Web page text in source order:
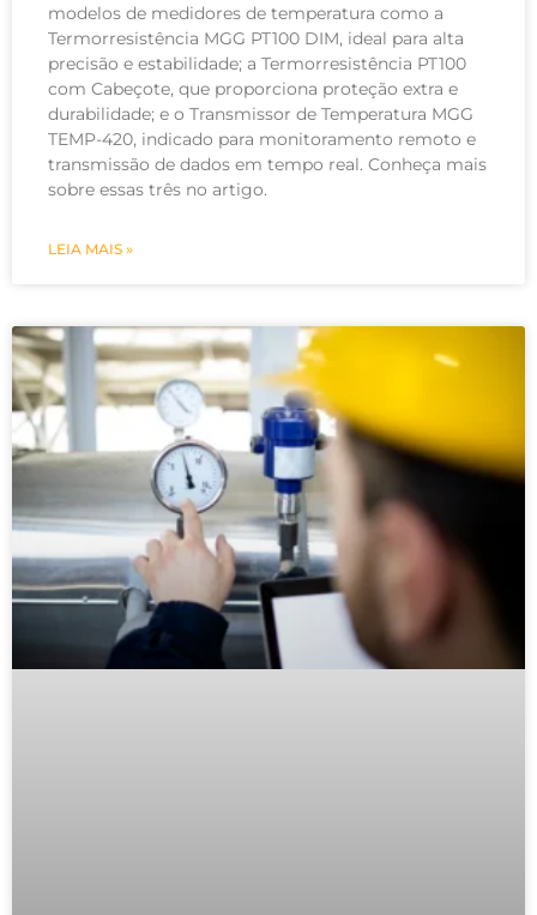
modelos de medidores de temperatura como a
Termorresistência MGG PT100 DIM, ideal para alta
precisão e estabilidade; a Termorresistência PT100
com Cabeçote, que proporciona proteção extra e
durabilidade; e o Transmissor de Temperatura MGG
TEMP-420, indicado para monitoramento remoto e
transmissão de dados em tempo real. Conheça mais
sobre essas três no artigo.
LEIA MAIS »